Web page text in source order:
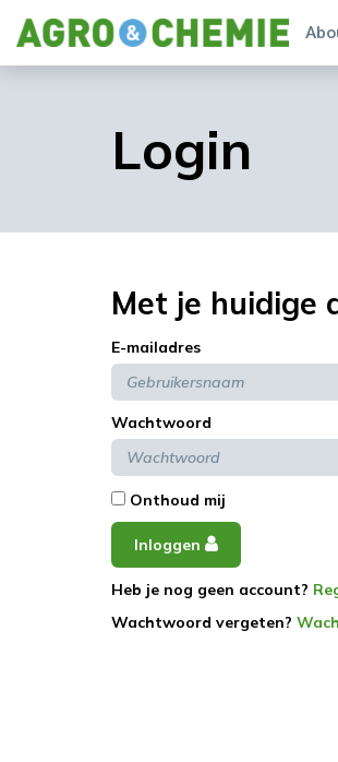
Login
Met je huidige
E-mailadres
Wachtwoord
Onthoud mij
Inloggen
Heb je nog geen account?
Wachtwoord vergeten?